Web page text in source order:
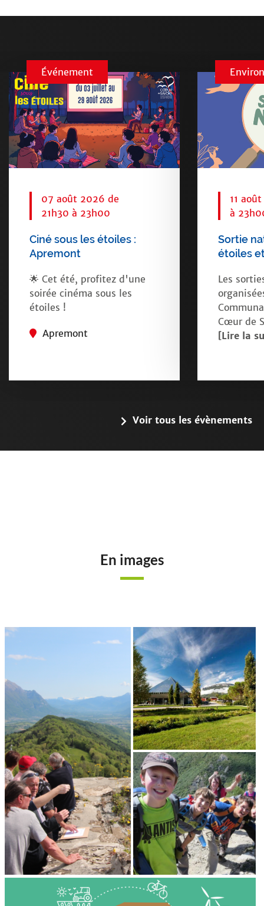
Événement
07 août 2026 de
21h30 à 23h00
Ciné sous les étoiles :
Apremont
🌟 Cet été, profitez d'une
soirée cinéma sous les
étoiles !
Apremont
11
à
Sortie
étoiles
Les
Cœur de
[Lire la
Voir tous les évènements
En images